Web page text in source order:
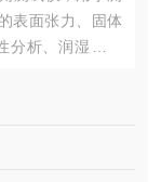
表面张力、固体
析、润湿性分